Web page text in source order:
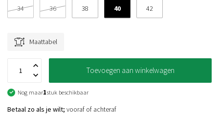
34 36 38 40 42
Maattabel
Toevoegen aan winkelwagen
Nog maar1stuk beschikbaar
Betaal zo als je wilt; vooraf of achteraf